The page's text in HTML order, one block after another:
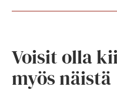
Voisit olla
myös näistä